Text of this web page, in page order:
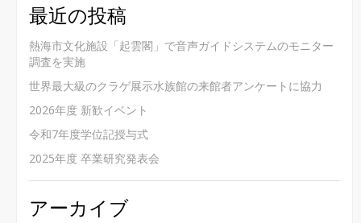
最近の投稿
熱海市文化施設「起雲閣」で音声ガイドシステムのモニター
調査を実施
世界最大級のクラゲ展示水族館の来館者アンケートに協力
2026年度 新歓イベント
令和7年度学位記授与式
2025年度 卒業研究発表会
アーカイブ